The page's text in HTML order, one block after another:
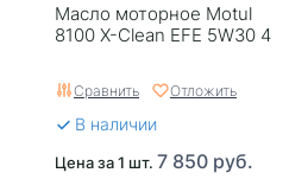
Масло моторное Motul
8100 X-Clean EFE 5W30 4
Сравнить Отложить
В наличии
Цена за 1 шт. 7 850 руб.